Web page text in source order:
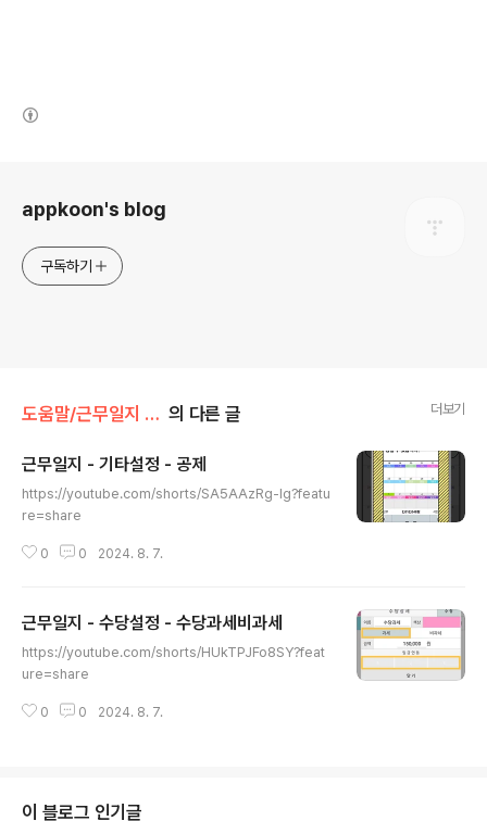
appkoon's blog
구독하기
도움말/근무일지 (안드로이드) 의 다른 글 더보기
근무일지 - 기타설정 - 공제
https://youtube.com/shorts/SA5AAzRg-lg?featu
re=share
0 0 2024. 8. 7.
근무일지 - 수당설정 - 수당과세비과세
https://youtube.com/shorts/HUkTPJFo8SY?feat
ure=share
0 0 2024. 8. 7.
이 블로그 인기글